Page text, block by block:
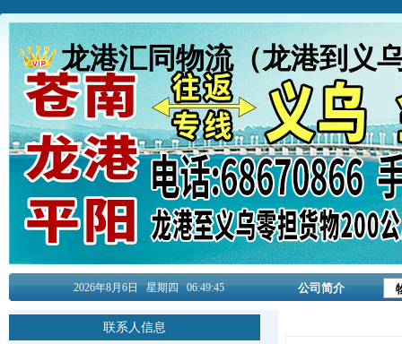
龙港汇同物流（龙港到义
2026年8月6日 星期四 06:49:46 公司简介
联系人信息